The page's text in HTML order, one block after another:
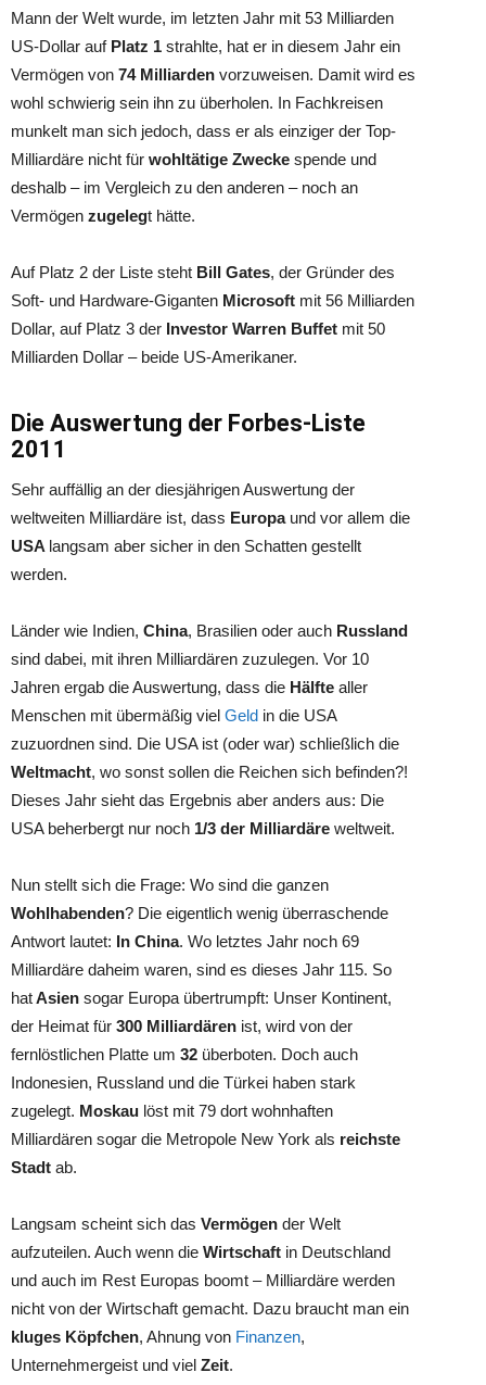
Mann der Welt wurde, im letzten Jahr mit 53 Milliarden
US-Dollar auf Platz 1 strahlte, hat er in diesem Jahr ein
Vermögen von 74 Milliarden vorzuweisen. Damit wird es
wohl schwierig sein ihn zu überholen. In Fachkreisen
munkelt man sich jedoch, dass er als einziger der Top-
Milliardäre nicht für wohltätige Zwecke spende und
deshalb – im Vergleich zu den anderen – noch an
Vermögen zugelegt hätte.
Auf Platz 2 der Liste steht Bill Gates, der Gründer des
Soft- und Hardware-Giganten Microsoft mit 56 Milliarden
Dollar, auf Platz 3 der Investor Warren Buffet mit 50
Milliarden Dollar – beide US-Amerikaner.
Die Auswertung der Forbes-Liste
2011
Sehr auffällig an der diesjährigen Auswertung der
weltweiten Milliardäre ist, dass Europaund vor allem die
USA langsam aber sicher in den Schatten gestellt
werden.
Länder wie Indien, China, Brasilien oder auch Russland
sind dabei, mit ihren Milliardären zuzulegen. Vor 10
Jahren ergab die Auswertung, dass die Hälfte aller
Menschen mit übermäßig viel Geld in die USA
zuzuordnen sind. Die USA ist (oder war) schließlich die
Weltmacht, wo sonst sollen die Reichen sich befinden?!
Dieses Jahr sieht das Ergebnis aber anders aus: Die
USA beherbergt nur noch 1/3 der Milliardäre weltweit.
Nun stellt sich die Frage: Wo sind die ganzen
Wohlhabenden? Die eigentlich wenig überraschende
Antwort lautet: In China. Wo letztes Jahr noch 69
Milliardäre daheim waren, sind es dieses Jahr 115. So
hatAsien sogar Europa übertrumpft: Unser Kontinent,
der Heimat für 300 Milliardären ist, wird von der
fernlöstlichen Platte um 32 überboten. Doch auch
Indonesien, Russland und die Türkei haben stark
zugelegt. Moskau löst mit 79 dort wohnhaften
Milliardären sogar die Metropole New York als reichste
Stadt ab.
Langsam scheint sich das Vermögen der Welt
aufzuteilen. Auch wenn die Wirtschaft in Deutschland
und auch im Rest Europas boomt – Milliardäre werden
nicht von der Wirtschaft gemacht. Dazu braucht man ein
kluges Köpfchen, Ahnung von Finanzen,
Unternehmergeist und viel Zeit.